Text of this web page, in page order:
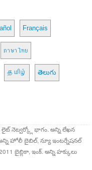
Français
ภาษาไทย
தமிழ் తెలుగు
లైట్ నెట్వర్క్లో భాగం. అన్ని లేఖన
హోలీ బైబిల్, న్యూ ఇంటర్నేషనల్
బైబ్లికా, ఇంక్. అన్ని హక్కులు